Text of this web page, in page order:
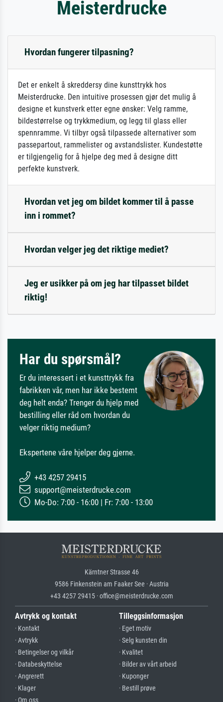
Meisterdrucke
Hvordan fungerer tilpasning?
Det er enkelt å skreddersy dine kunsttrykk hos
Meisterdrucke. Den intuitive prosessen gjør det mulig å
designe et kunstverk etter egne ønsker: Velg ramme,
bildestørrelse og trykkmedium, og legg til glass eller
spennramme. Vi tilbyr også tilpassede alternativer som
passepartout, rammelister og avstandslister. Kundestøtte
er tilgjengelig for å hjelpe deg med å designe ditt
perfekte kunstverk.
Hvordan vet jeg om bildet kommer til å passe
inn i rommet?
Hvordan velger jeg det riktige mediet?
Jeg er usikker på om jeg har tilpasset bildet
riktig!
Har du spørsmål?
Er du interessert i et kunsttrykk fra
fabrikken vår, men har ikke bestemt
deg helt enda? Trenger du hjelp med
bestilling eller råd om hvordan du
velger riktig medium?
Ekspertene våre hjelper deg gjerne.
+43 4257 29415
support@meisterdrucke.com
Mo-Do: 7:00 - 16:00 | Fr: 7:00 - 13:00
Kärntner Strasse 46
9586 Finkenstein am Faaker See · Austria
+43 4257 29415 · office@meisterdrucke.com
Avtrykk og kontakt
· Kontakt
· Avtrykk
· Betingelser og vilkår
· Databeskyttelse
· Angrerett
· Klager
Tilleggsinformasjon
· Eget motiv
· Selg kunsten din
· Kvalitet
· Bilder av vårt arbeid
· Kuponger
· Bestill prøve